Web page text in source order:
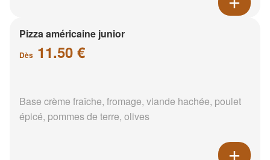
Pizza américaine junior
Dès 11.50 €
Base crème fraîche, fromage, viande hachée, poulet
épicé, pommes de terre, olives